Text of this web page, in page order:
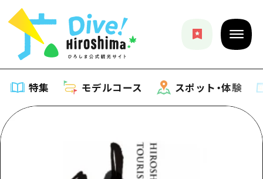
特集 モデルコース スポット・体験
特集一覧
モデルコース